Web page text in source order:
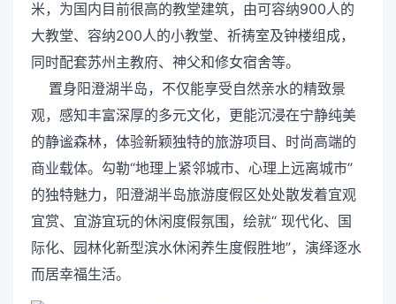
米，为国内目前很高的教堂建筑，由可容纳900人的
大教堂、容纳200人的小教堂、祈祷室及钟楼组成，
同时配套苏州主教府、神父和修女宿舍等。
置身阳澄湖半岛，不仅能享受自然亲水的精致景
观，感知丰富深厚的多元文化，更能沉浸在宁静纯美
的静谧森林，体验新颖独特的旅游项目、时尚高端的
商业载体。勾勒“地理上紧邻城市、心理上远离城市”
的独特魅力，阳澄湖半岛旅游度假区处处散发着宜观
宜赏、宜游宜玩的休闲度假氛围，绘就“ 现代化、国
际化、园林化新型滨水休闲养生度假胜地”，演绎逐水
而居幸福生活。